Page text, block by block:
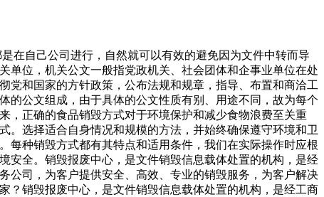
在自己公司进行，自然就可以有效的避免因为文件中转而导
单位，机关公文一般指党政机关、社会团体和企事业单位在处
党和国家的方针政策，公布法规和规章，指导、布置和商洽工
的公文组成，由于具体的公文性质有别、用途不同，故为每个
，正确的食品销毁方式对于环境保护和减少食物浪费至关重
。选择适合自身情况和规模的方法，并始终确保遵守环境和卫
每种销毁方式都有其特点和适用条件，我们在实际操作时应根
安全。销毁报废中心，是文件销毁信息载体处置的机构，是经
公司，为客户提供安全、高效、专业的销毁服务，为客户解决
？销毁报废中心，是文件销毁信息载体处置的机构，是经工商